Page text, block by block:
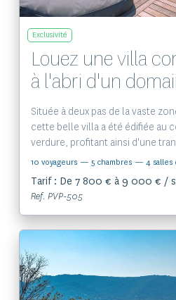
Exclusivité
Louez une villa
à l'abri d'un
Située à deux pas de la vaste
cette belle villa a été édifiée au
verdure, profitant ainsi d'une
10 voyageurs — 5 chambres — 4 salles
Tarif : De 7 800 € à 9 000 € /
Ref. PVP-505